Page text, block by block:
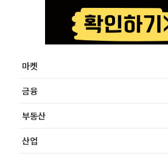
마켓
금융
부동산
산업